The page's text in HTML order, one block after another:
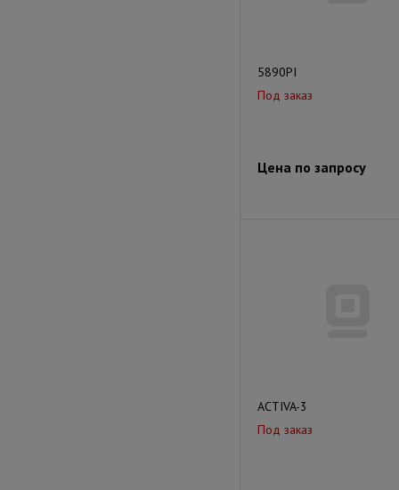
5890PI
Под заказ
Цена по запросу
ACTIVA-3
Под заказ